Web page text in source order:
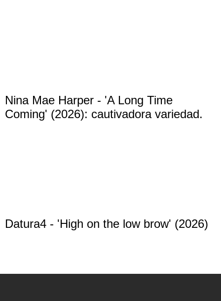
Nina Mae Harper - 'A Long Time
Coming' (2026): cautivadora variedad.
Datura4 - 'High on the low brow' (2026)